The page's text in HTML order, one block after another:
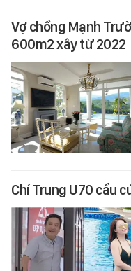
Vợ chồng Mạnh
600m2 xây từ 2022
Chí Trung U70 cầu